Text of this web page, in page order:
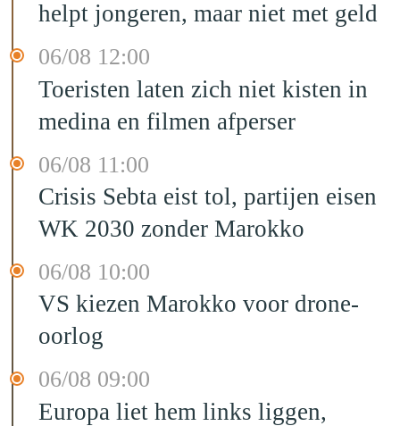
helpt jongeren, maar niet met geld
06/08 12:00
Toeristen laten zich niet kisten in
medina en filmen afperser
06/08 11:00
Crisis Sebta eist tol, partijen eisen
WK 2030 zonder Marokko
06/08 10:00
VS kiezen Marokko voor drone-
oorlog
06/08 09:00
Europa liet hem links liggen,